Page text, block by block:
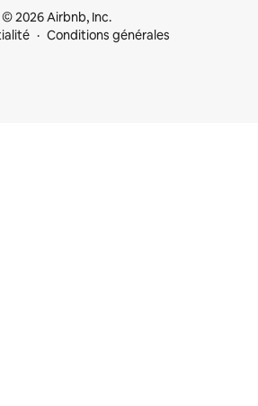
© 2026 Airbnb, Inc.
Conditions générales